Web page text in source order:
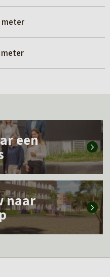
meter
meter
een
naar